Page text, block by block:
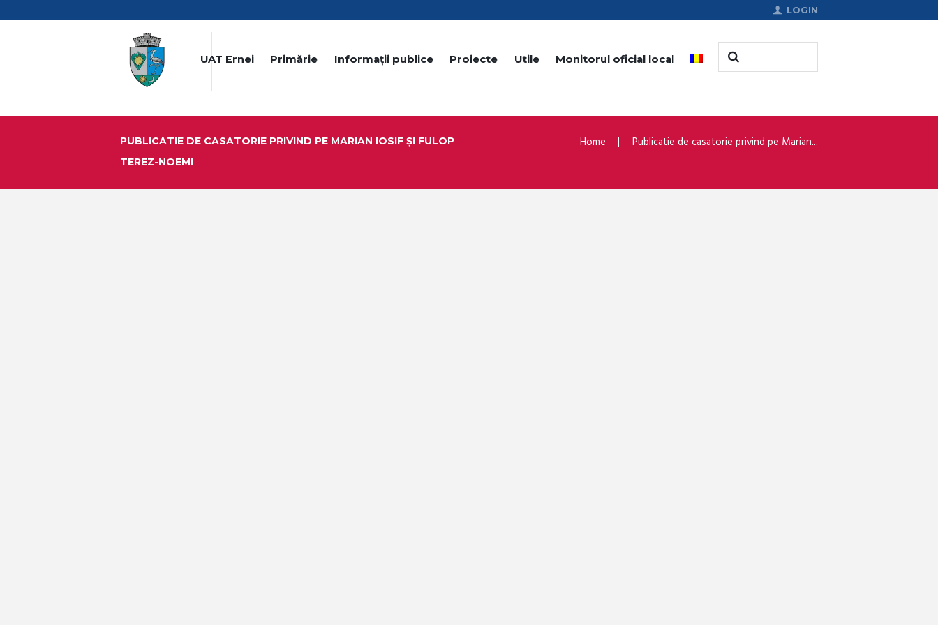
LOGIN
UAT Ernei Primărie Informații publice Proiecte Utile Monitorul oficial local
PUBLICATIE DE CASATORIE PRIVIND PE MARIAN IOSIF ȘI FULOP
TEREZ-NOEMI
Home Publicatie de casatorie privind pe Marian...